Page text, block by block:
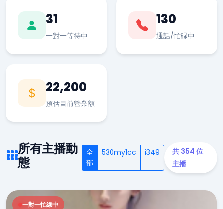
31
一對一等待中
130
通話/忙碌中
22,200
預估目前營業額
所有主播動
態
全
部
530my1cc i349
共 354 位
主播
一對一忙線中